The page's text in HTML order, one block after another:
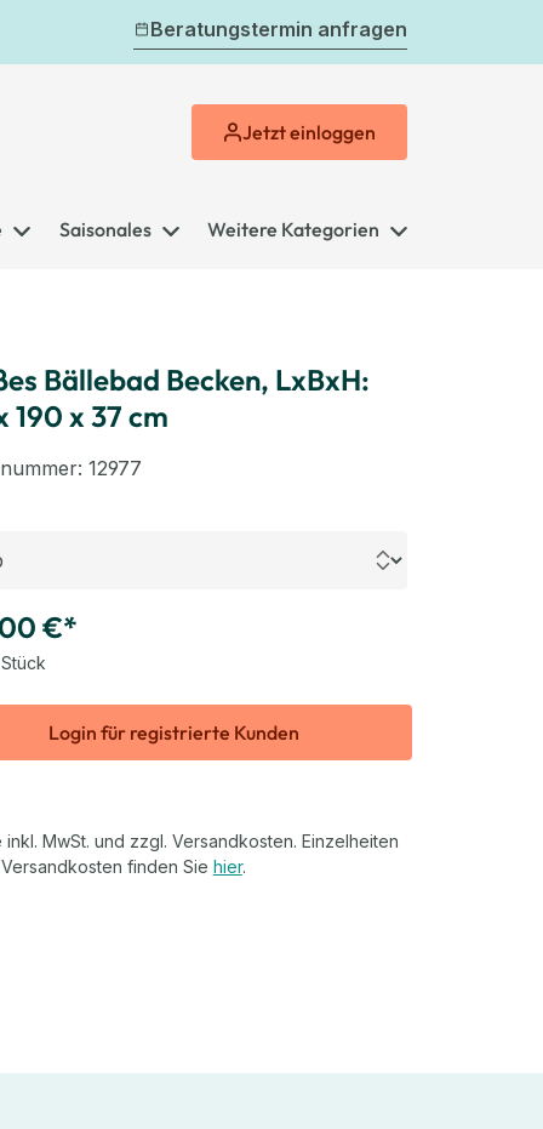
Beratungstermin anfragen
Jetzteinloggen
Saisonales Weitere Kategorien
Bällebad Becken, LxBxH:
190 x 37 cm
12977
€*
Stück
Login für registrierte Kunden
MwSt. und zzgl. Versandkosten. Einzelheiten
finden Sie hier.